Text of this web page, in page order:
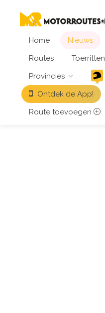
Home
Nieuws
Routes
Toerritten
Provincies
Ontdek de App!
Route toevoegen